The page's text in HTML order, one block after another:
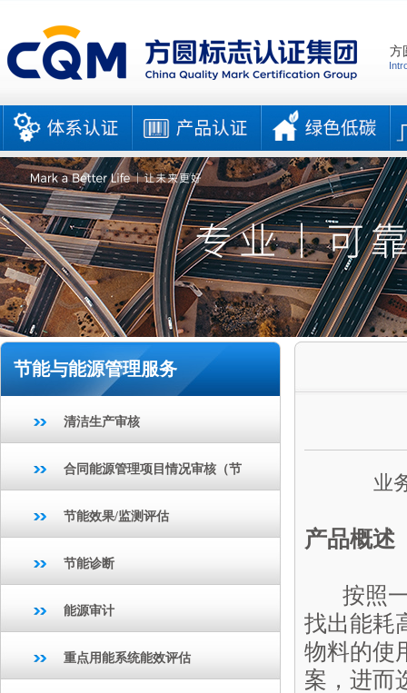
方
节能与能源管理服务
清洁生产审核
合同能源管理项目情况审核（节
节能效果/监测评估
节能诊断
能源审计
重点用能系统能效评估
业
产品概述
按照一
找出能耗
物料的使
案，进而